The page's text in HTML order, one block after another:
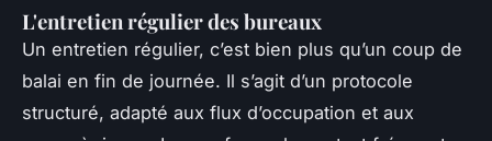
L'entretien régulier des bureaux
Un entretien régulier, c’est bien plus qu’un coup de
balai en fin de journée. Il s’agit d’un protocole
structuré, adapté aux flux d’occupation et aux